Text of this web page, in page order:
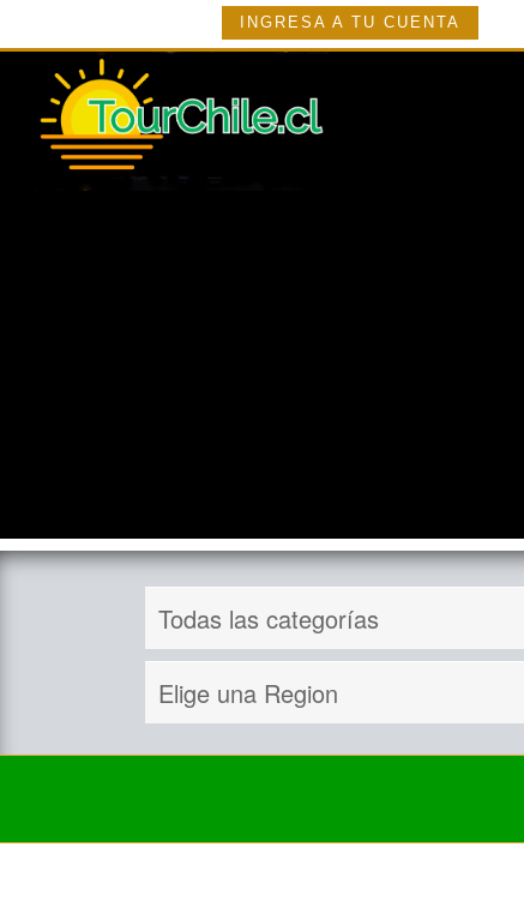
INGRESA A TU CUENTA